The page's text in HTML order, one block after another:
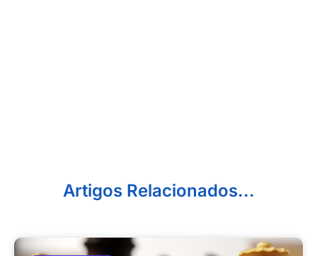
Artigos Relacionados...